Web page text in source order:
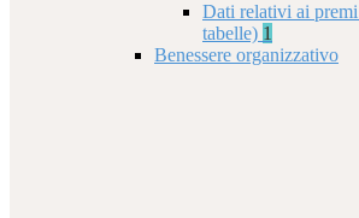
Dati relativi ai
tabelle) 1
Benessere organizzativo